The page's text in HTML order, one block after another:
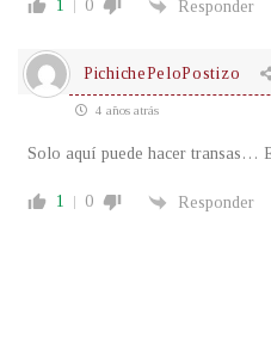
1 0 Responder
PichichePeloPostizo
4 años atrás
Solo aquí puede hacer transas…
1 0 Responder